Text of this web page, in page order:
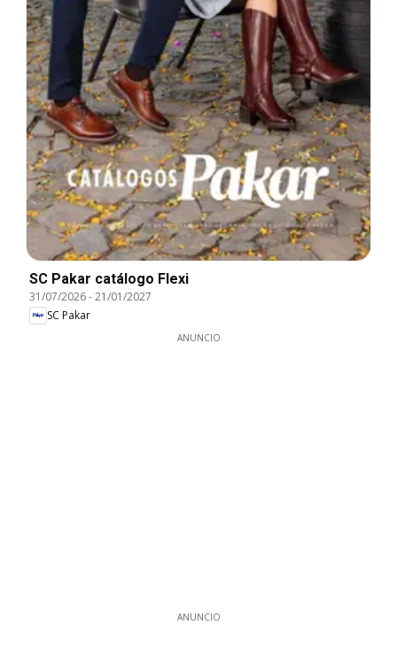
SC Pakar catálogo Flexi
31/07/2026-21/01/2027
SC Pakar
ANUNCIO
ANUNCIO